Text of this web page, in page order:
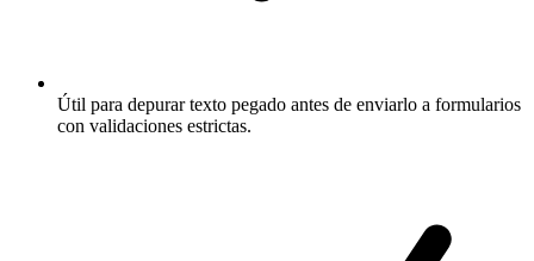
Útil para depurar texto pegado antes de enviarlo a formularios
con validaciones estrictas.